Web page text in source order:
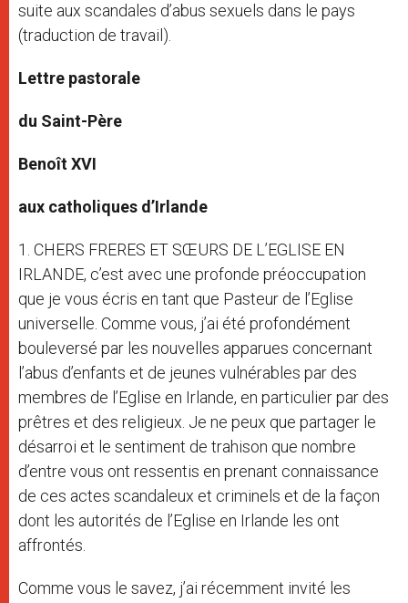
suite aux scandales d’abus sexuels dans le pays
(traduction de travail).
Lettre pastorale
du Saint-Père
Benoît XVI
aux catholiques d’Irlande
1. CHERS FRERES ET SŒURS DE L’EGLISE EN
IRLANDE, c’est avec une profonde préoccupation
que je vous écris en tant que Pasteur de l’Eglise
universelle. Comme vous, j’ai été profondément
bouleversé par les nouvelles apparues concernant
l’abus d’enfants et de jeunes vulnérables par des
membres de l’Eglise en Irlande, en particulier par des
prêtres et des religieux. Je ne peux que partager le
désarroi et le sentiment de trahison que nombre
d’entre vous ont ressentis en prenant connaissance
de ces actes scandaleux et criminels et de la façon
dont les autorités de l’Eglise en Irlande les ont
affrontés.
Comme vous le savez, j’ai récemment invité les